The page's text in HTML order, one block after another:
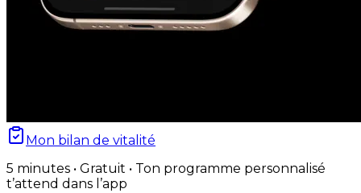
Mon bilan de vitalité
5 minutes • Gratuit • Ton programme personnalisé
t’attend dans l’app